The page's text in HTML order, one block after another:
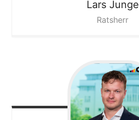
Lars Junge
Ratsherr